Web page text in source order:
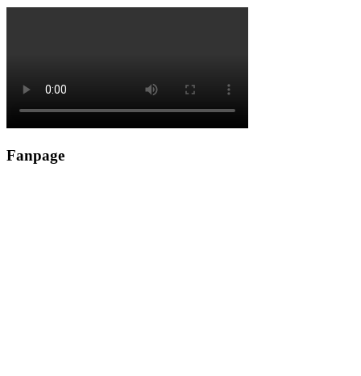
Fanpage